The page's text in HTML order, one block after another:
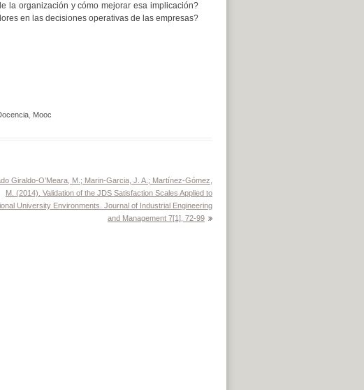
la organización y cómo mejorar esa implicación?
en las decisiones operativas de las empresas?
, Mooc
Giraldo-O’Meara, M.; Marin-Garcia, J. A.; Martínez-Gómez,
M. (2014). Validation of the JDS Satisfaction Scales Applied to
University Environments. Journal of Industrial Engineering
and Management 7[1], 72-99